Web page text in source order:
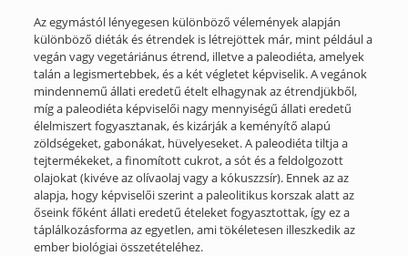
Az egymástól lényegesen különböző vélemények alapján
különböző diéták és étrendek is létrejöttek már, mint például a
vegán vagy vegetáriánus étrend, illetve a paleodiéta, amelyek
talán a legismertebbek, és a két végletet képviselik. A vegánok
mindennemű állati eredetű ételt elhagynak az étrendjükből,
míg a paleodiéta képviselői nagy mennyiségű állati eredetű
élelmiszert fogyasztanak, és kizárják a keményítő alapú
zöldségeket, gabonákat, hüvelyeseket. A paleodiéta tiltja a
tejtermékeket, a finomított cukrot, a sót és a feldolgozott
olajokat (kivéve az olívaolaj vagy a kókuszzsír). Ennek az az
alapja, hogy képviselői szerint a paleolitikus korszak alatt az
őseink főként állati eredetű ételeket fogyasztottak, így ez a
táplálkozásforma az egyetlen, ami tökéletesen illeszkedik az
ember biológiai összetételéhez.